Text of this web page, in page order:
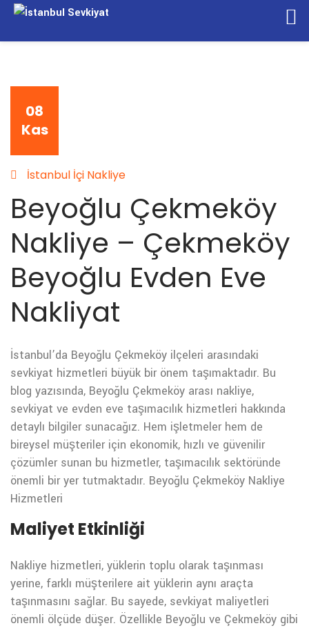
08
Kas
İstanbul İçi Nakliye
Beyoğlu Çekmeköy
Nakliye – Çekmeköy
Beyoğlu Evden Eve
Nakliyat
İstanbul’da Beyoğlu Çekmeköy ilçeleri arasındaki
sevkiyat hizmetleri büyük bir önem taşımaktadır. Bu
blog yazısında, Beyoğlu Çekmeköy arası nakliye,
sevkiyat ve evden eve taşımacılık hizmetleri hakkında
detaylı bilgiler sunacağız. Hem işletmeler hem de
bireysel müşteriler için ekonomik, hızlı ve güvenilir
çözümler sunan bu hizmetler, taşımacılık sektöründe
önemli bir yer tutmaktadır. Beyoğlu Çekmeköy Nakliye
Hizmetleri
Maliyet Etkinliği
Nakliye hizmetleri, yüklerin toplu olarak taşınması
yerine, farklı müşterilere ait yüklerin aynı araçta
taşınmasını sağlar. Bu sayede, sevkiyat maliyetleri
önemli ölçüde düşer. Özellikle Beyoğlu ve Çekmeköy gibi